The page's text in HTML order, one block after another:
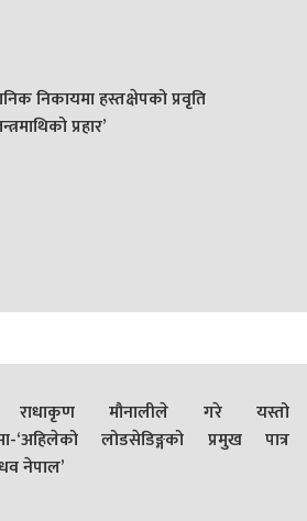
निकायमा हस्तक्षेपको प्रवृति
प्रहार’
राधाकृण मौनालीले गरे यस्तो
‘अहिलेको लोडसेडिङ्गको प्रमुख पात्र
नेपाल’